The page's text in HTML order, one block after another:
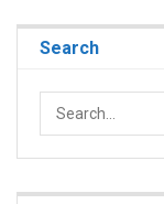
Search